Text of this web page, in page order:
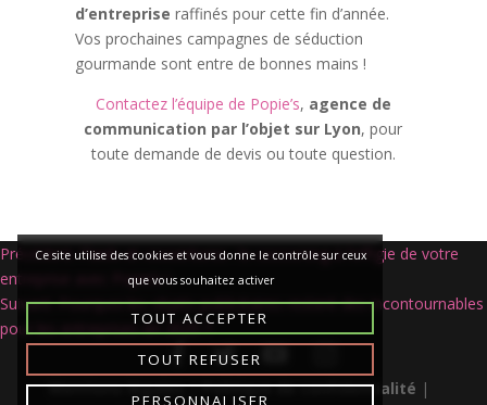
d’entreprise raffinés pour cette fin d’année.
Vos prochaines campagnes de séduction
gourmande sont entre de bonnes mains !
Contactez l’équipe de Popie’s, agence de
communication par l’objet sur Lyon, pour
toute demande de devis ou toute question.
Navigation
de
l’article
Précédent: Plaids et couvertures : le cocooning à l’effigie de votre
entreprise avec Popie’s !
Suivant: Pourquoi les objets publicitaires restent des incontournables
pour les entreprises en 2025 ?
Mentions légales|Politique de confidentialité |
Ce site utilise des cookies et vous donne le contrôle sur ceux
que vous souhaitez activer
TOUT ACCEPTER
TOUT REFUSER
PERSONNALISER